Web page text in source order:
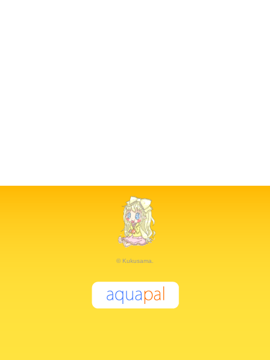
© Kukusama.